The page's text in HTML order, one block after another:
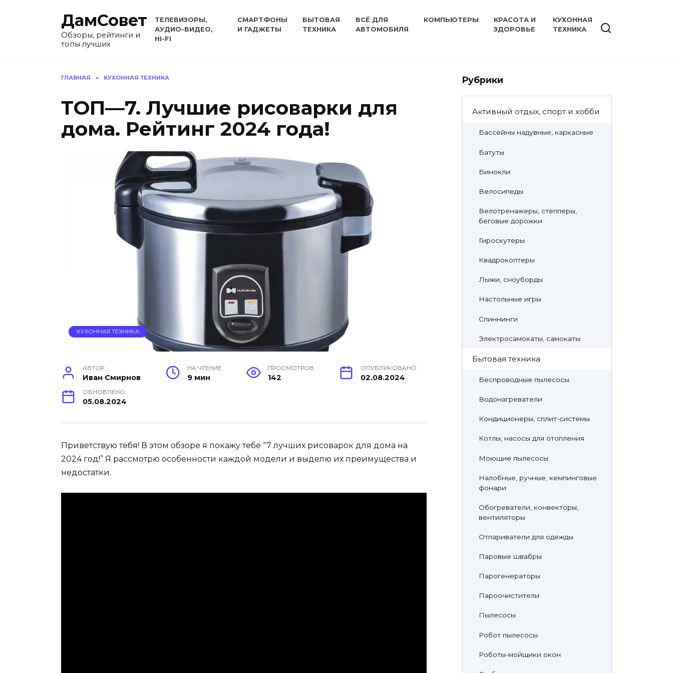
ДамСовет
Обзоры, рейтинги и
топы лучших
ТЕЛЕВИЗОРЫ,
АУДИО-ВИДЕО,
HI-FI
СМАРТФОНЫ
И ГАДЖЕТЫ
БЫТОВАЯ
ТЕХНИКА
ВСЁ ДЛЯ
АВТОМОБИЛЯ
КОМПЬЮТЕРЫ
КРАСОТА И
ЗДОРОВЬЕ
КУХОННАЯ
ТЕХНИКА
ГЛАВНАЯ » КУХОННАЯ ТЕХНИКА
ТОП—7. Лучшие рисоварки для
дома. Рейтинг 2024 года!
КУХОННАЯ ТЕХНИКА
АВТОР
Иван Смирнов
НА ЧТЕНИЕ
9 мин
ПРОСМОТРОВ
142
ОПУБЛИКОВАНО
02.08.2024
ОБНОВЛЕНО
05.08.2024
Приветствую тебя! В этом обзоре я покажу тебе “7 лучших рисоварок для дома на
2024 год!” Я рассмотрю особенности каждой модели и выделю их преимущества и
недостатки.
Рубрики
Активный отдых, спорт и хобби
Бассейны надувные, каркасные
Батуты
Бинокли
Велосипеды
Велотренажеры, степперы,
беговые дорожки
Гироскутеры
Квадрокоптеры
Лыжи, сноуборды
Настольные игры
Спиннинги
Электросамокаты, самокаты
Бытовая техника
Беспроводные пылесосы
Водонагреватели
Кондиционеры, сплит-системы
Котлы, насосы для отопления
Моющие пылесосы
Налобные, ручные, кемпинговые
фонари
Обогреватели, конвекторы,
вентиляторы
Отпариватели для одежды
Паровые швабры
Парогенераторы
Пароочистители
Пылесосы
Робот пылесосы
Роботы-мойщики окон